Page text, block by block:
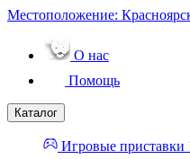
Местоположение:
О нас
Помощь
Каталог
Игровые приставки